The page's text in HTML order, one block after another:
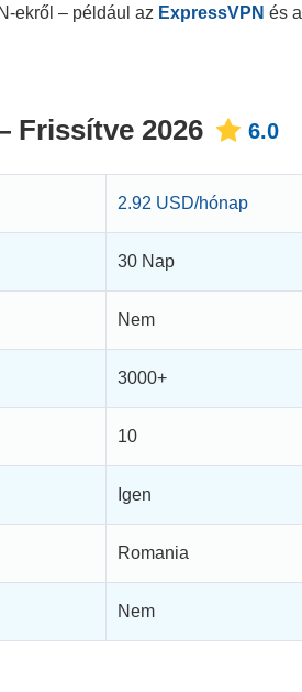
ekről – például az ExpressVPN és a
Frissítve 2026 6.0
2.92 USD/hónap
30 Nap
Nem
3000+
10
Igen
Romania
Nem